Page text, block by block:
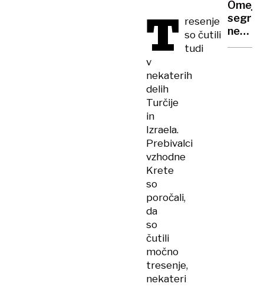
T resenje
so čutili
tudi
v
nekaterih
delih
Turčije
in
Izraela.
Prebivalci
vzhodne
Krete
so
poročali,
da
so
čutili
močno
tresenje,
nekateri
ostaja
na
čelu
ZD
ne